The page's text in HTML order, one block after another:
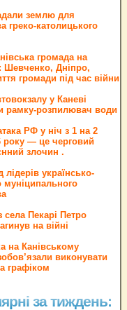
землю для
греко‐католицького
громада на
Шевченко, Дніпро,
громади під час війни
у Каневі
рамку-розпилювач води
РФ у ніч з 1 на 2
року — це черговий
злочин .
лідерів українсько-
муніципального
села Пекарі Петро
на війні
на Канівському
виконувати
графіком
за тиждень: